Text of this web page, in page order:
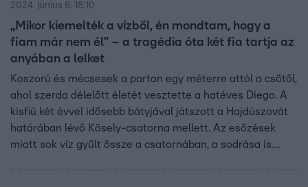
2024. június 6. 18:10
„Mikor kiemelték a vízből, én mondtam, hogy a
fiam már nem él” – a tragédia óta két fia tartja az
anyában a lelket
Koszorú és mécsesek a parton egy méterre attól a csőtől,
ahol szerda délelőtt életét vesztette a hatéves Diego. A
kisfiú két évvel idősebb bátyjával játszott a Hajdúszovát
határában lévő Kösely-csatorna mellett. Az esőzések
miatt sok víz gyűlt össze a csatornában, a sodrása is